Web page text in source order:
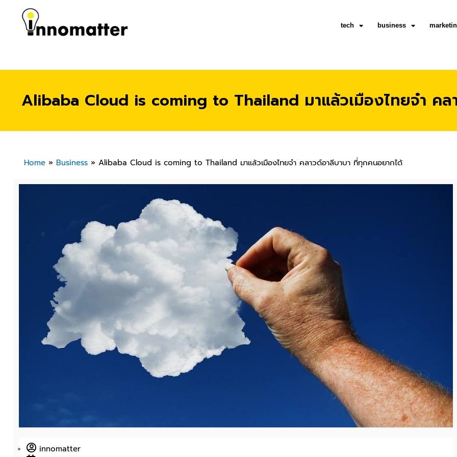
tech business
Alibaba Cloud is coming to Thailand มาแล้วเมืองไทยจ๋า คล
Home» Business» Alibaba Cloud is coming to Thailand มาแล้วเมืองไทยจ๋า คลาวด์อาลีบาบา ที่ทุกคนอยากได้
innomatter